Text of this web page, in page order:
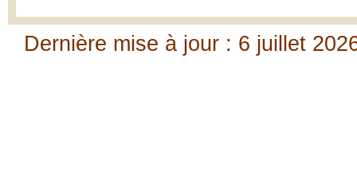
Dernière mise à jour : 6 juillet